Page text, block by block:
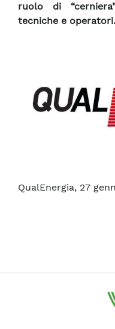
ruolo di
tecniche e operatori.
QualEnergia, 27